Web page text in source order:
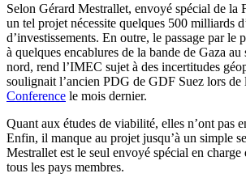
Selon Gérard Mestrallet, envoyé spécial de la
un tel projet nécessite quelques 500 milliards
d’investissements. En outre, le passage par le
à quelques encablures de la bande de Gaza
nord, rend l’IMEC sujet à des incertitudes
soulignait l’ancien PDG de GDF Suez lors de
Conference le mois dernier.
Quant aux études de viabilité, elles n’ont pas
Enfin, il manque au projet jusqu’à un simple
Mestrallet est le seul envoyé spécial en charge
tous les pays membres.